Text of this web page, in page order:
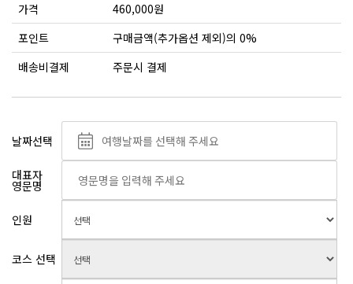
가격
460,000원
포인트
구매금액(추가옵션 제외)의 0%
배송비결제
주문시 결제
날짜선택
대표자
영문명
인원
코스 선택